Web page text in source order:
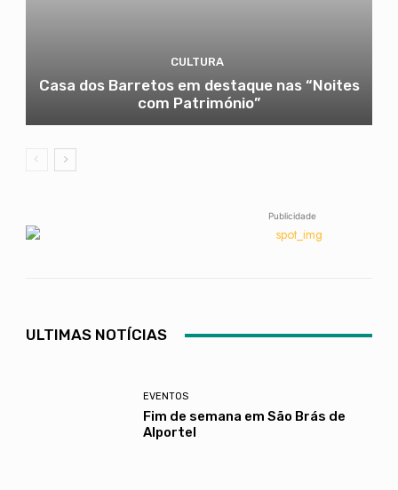
CULTURA
Casa dos Barretos em destaque nas “Noites
com Património”
Publicidade
ULTIMAS NOTÍCIAS
EVENTOS
Fim de semana em São Brás de
Alportel